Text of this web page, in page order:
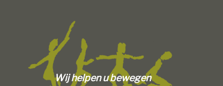
Wij helpen u bewegen